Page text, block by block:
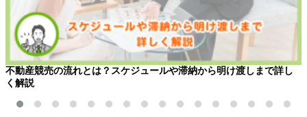
不動産競売の流れとは？スケジュールや滞納から明け渡しまで詳し
く解説